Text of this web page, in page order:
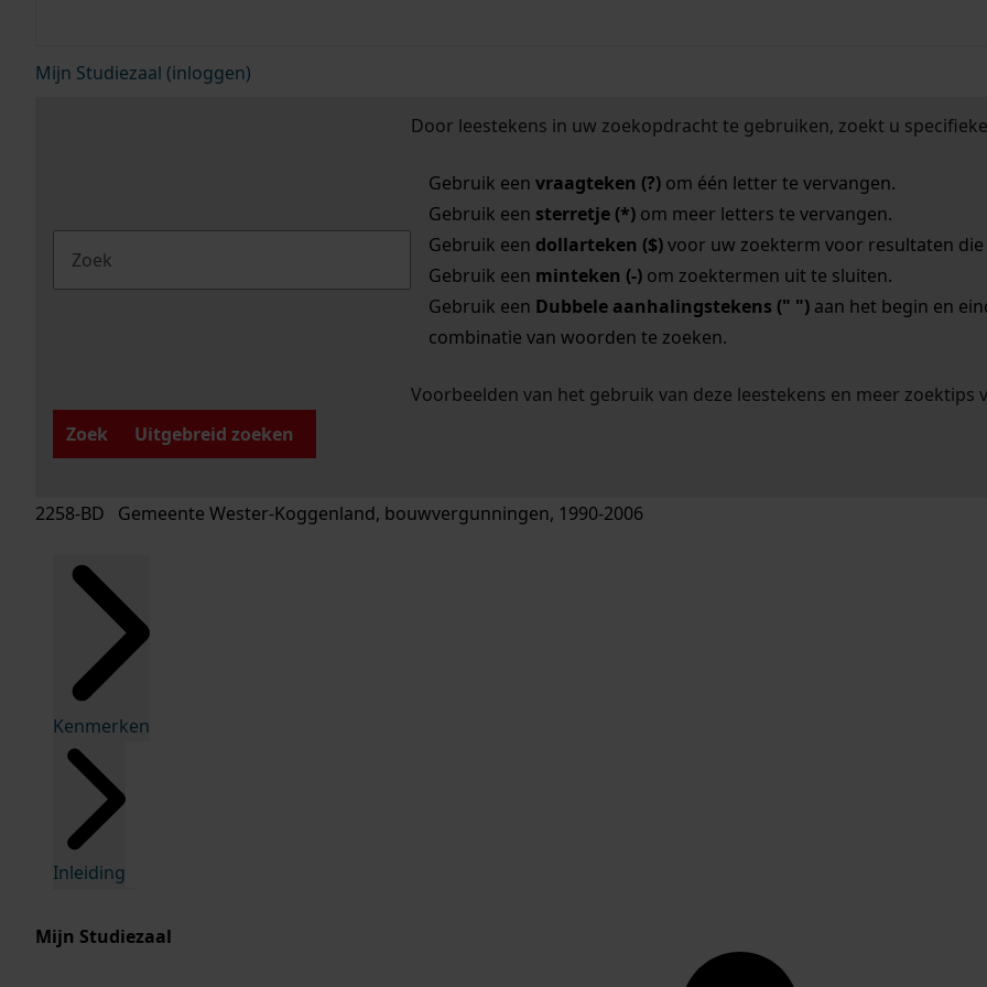
Mijn Studiezaal (inloggen)
Door leestekens in uw zoekopdracht te gebruiken, zoekt u
Gebruik een vraagteken (?)om één letter te vervangen.
Gebruik een sterretje (*)om meer letters te vervangen.
Gebruik een dollarteken ($)voor uw zoekterm voor resultaten die
Gebruik een minteken (-)om zoektermen uit te sluiten.
Gebruik een Dubbele aanhalingstekens (" ")aan het begin en
combinatie van woorden te zoeken.
Voorbeelden van het gebruik van deze leestekens en meer zoektips
Zoek
Uitgebreid zoeken
2258-BD Gemeente Wester-Koggenland, bouwvergunningen, 1990-2006
Kenmerken
Inleiding
Mijn Studiezaal